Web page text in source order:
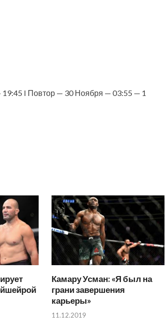
I Повтор — 30 Ноября — 03:55 — 1
Камару Усман: «Я был на
грани завершения
карьеры»
11.12.2019